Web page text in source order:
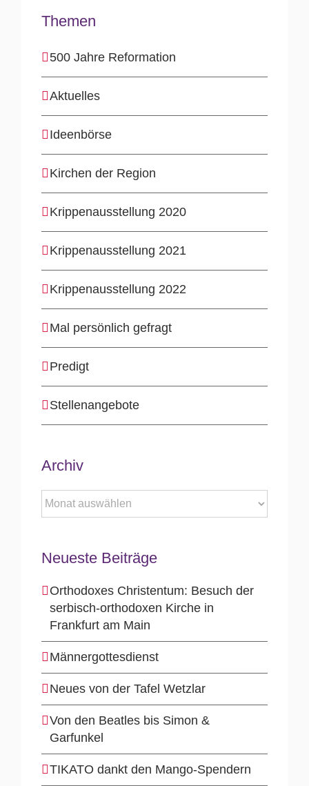
Themen
500 Jahre Reformation
Aktuelles
Ideenbörse
Kirchen der Region
Krippenausstellung 2020
Krippenausstellung 2021
Krippenausstellung 2022
Mal persönlich gefragt
Predigt
Stellenangebote
Archiv
Archiv
Neueste Beiträge
Orthodoxes Christentum: Besuch der
serbisch-orthodoxen Kirche in
Frankfurt am Main
Männergottesdienst
Neues von der Tafel Wetzlar
Von den Beatles bis Simon &
Garfunkel
TIKATO dankt den Mango-Spendern